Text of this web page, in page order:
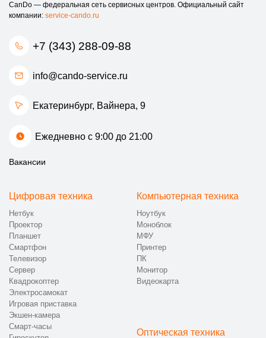
Не допускайте, чтобы ваш iPhone оставался в неисправном
Ждем вас в нашем сервисном центре!
CanDo — федеральная сеть сервисных центров. Официальный сайт
компании: service-cando.ru
+7 (343) 288-09-88
info@cando-service.ru
Екатеринбург, ​Вайнера, 9
Ежедневно с 9:00 до 21:00
Вакансии
Цифровая техника
Нетбук
Проектор
Планшет
Смартфон
Телевизор
Сервер
Квадрокоптер
Электросамокат
Игровая приставка
Экшен-камера
Смарт-часы
Компьютерная техника
Ноутбук
Моноблок
МФУ
Принтер
ПК
Монитор
Видеокарта
Оптическая техника